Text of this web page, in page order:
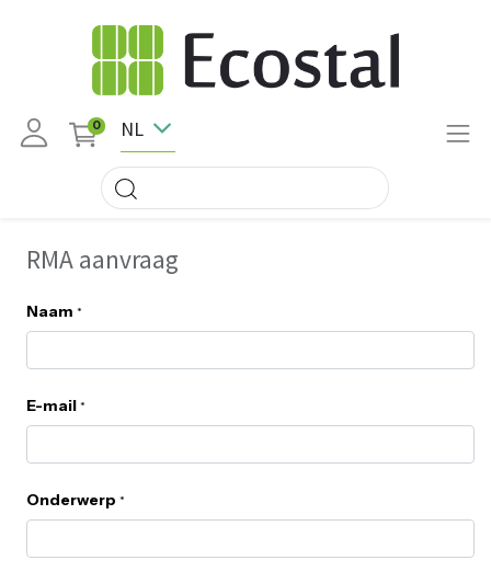
0 NL
RMA aanvraag
Naam *
E-mail *
Onderwerp *